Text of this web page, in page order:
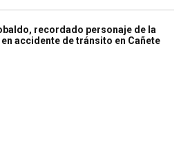
recordado personaje de la
accidente de tránsito en Cañete